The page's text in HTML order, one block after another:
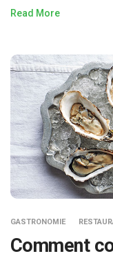
Read More
GASTRONOMIE
Comment